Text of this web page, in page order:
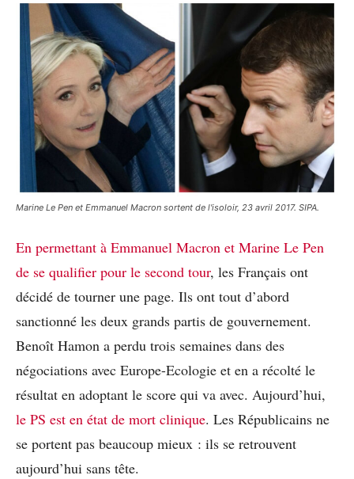
Marine Le Pen et Emmanuel Macron sortent de l'isoloir, 23 avril 2017. SIPA.
En permettant à Emmanuel Macron et Marine Le Pen
de se qualifier pour le second tour, les Français ont
décidé de tourner une page. Ils ont tout d’abord
sanctionné les deux grands partis de gouvernement.
Benoît Hamon a perdu trois semaines dans des
négociations avec Europe-Ecologie et en a récolté le
résultat en adoptant le score qui va avec. Aujourd’hui,
le PS est en état de mort clinique. Les Républicains ne
se portent pas beaucoup mieux : ils se retrouvent
aujourd’hui sans tête.